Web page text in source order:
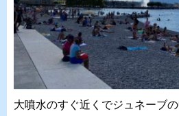
大噴水のすぐ近くでジュネーブ